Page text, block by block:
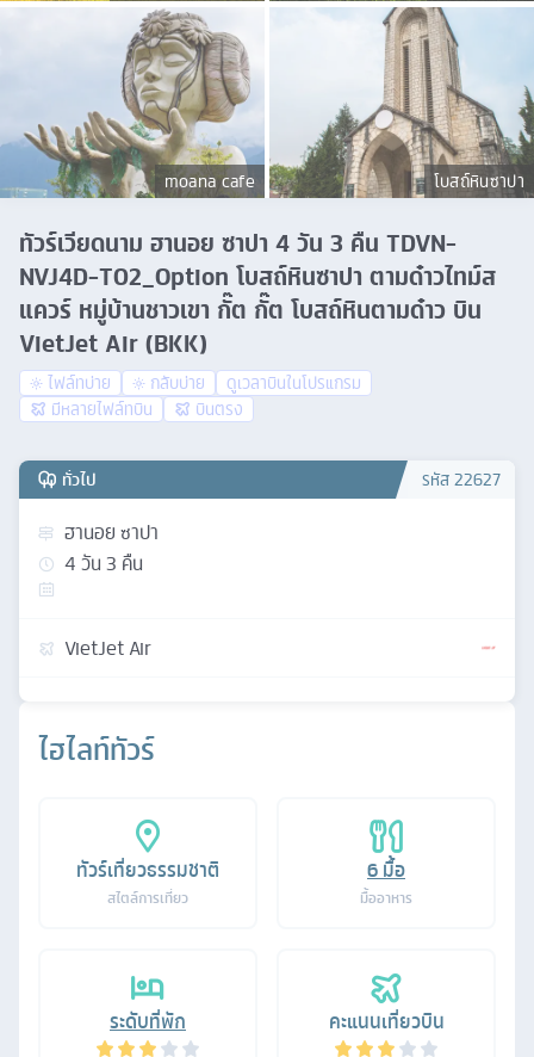
moana cafe โบสถ์หินซาปา
ทัวร์เวียดนาม ฮานอย ซาปา 4 วัน 3 คืน TDVN-
NVJ4D-T02_Option โบสถ์หินซาปา ตามด๋าวไทม์ส
แควร์ หมู่บ้านชาวเขา กั๊ต กั๊ต โบสถ์หินตามด๋าว บิน
VietJet Air (BKK)
ไฟล์ทบ่าย กลับบ่าย
ดูเวลาบินในโปรแกรม
มีหลายไฟล์ทบิน
บินตรง
ไฮไลท์ทัวร์
ทัวร์เที่ยวธรรมชาติ
สไตล์การเที่ยว
6มื้อ
มื้ออาหาร
ระดับที่พัก คะแนนเที่ยวบิน
ทั่วไป รหัส22627
ฮานอย ซาปา
4วัน3 คืน
VietJet Air